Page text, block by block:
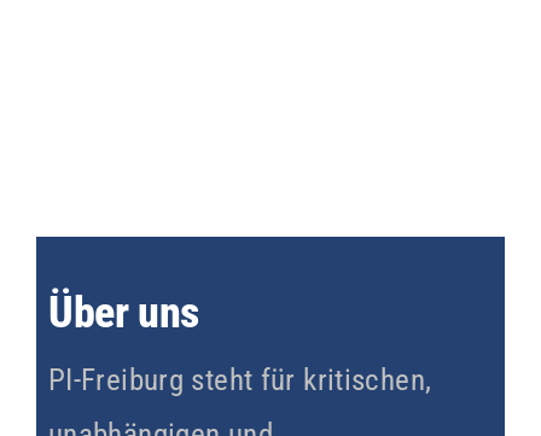
Über uns
PI-Freiburg steht für kritischen,